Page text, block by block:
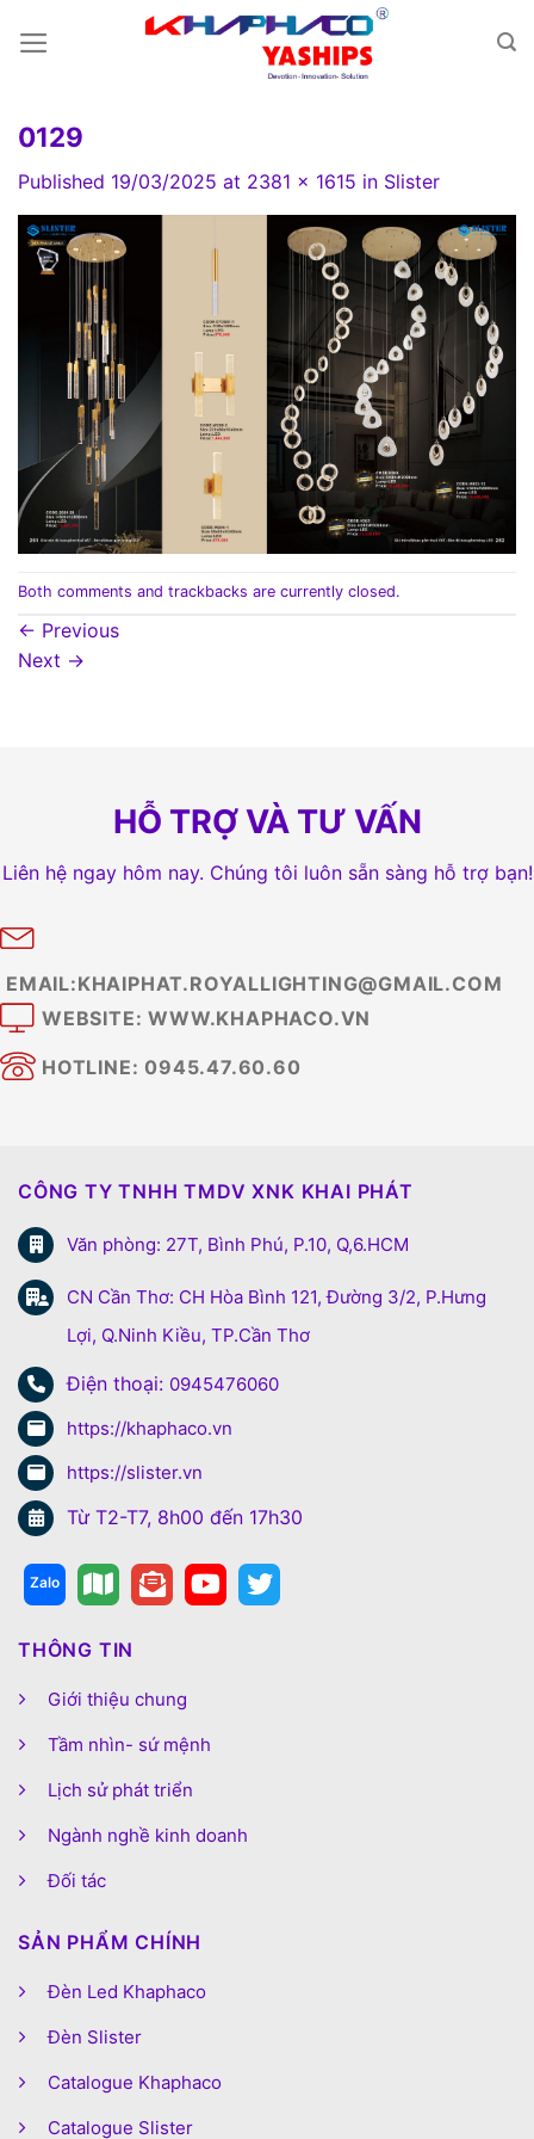
0129
Published 19/03/2025 at 2381 × 1615 in Slister
Both comments and trackbacks are currently closed.
← Previous
Next →
HỖ TRỢ VÀ TƯ VẤN
Liên hệ ngay hôm nay. Chúng tôi luôn sẵn sàng hỗ trợ bạn!
EMAIL:KHAIPHAT.ROYALLIGHTING@GMAIL.COM
WEBSITE: WWW.KHAPHACO.VN
HOTLINE: 0945.47.60.60
CÔNG TY TNHH TMDV XNK KHAI PHÁT
Văn phòng: 27T, Bình Phú, P.10, Q,6.HCM
CN Cần Thơ: CH Hòa Bình 121, Đường 3/2, P.Hưng
Lợi, Q.Ninh Kiều, TP.Cần Thơ
Điện thoại: 0945476060
https://khaphaco.vn
https://slister.vn
Từ T2-T7, 8h00 đến 17h30
THÔNG TIN
Giới thiệu chung
Tầm nhìn- sứ mệnh
Lịch sử phát triển
Ngành nghề kinh doanh
Đối tác
SẢN PHẨM CHÍNH
Đèn Led Khaphaco
Đèn Slister
Catalogue Khaphaco
Catalogue Slister